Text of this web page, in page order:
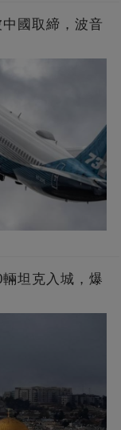
國取締，波音
坦克入城，爆